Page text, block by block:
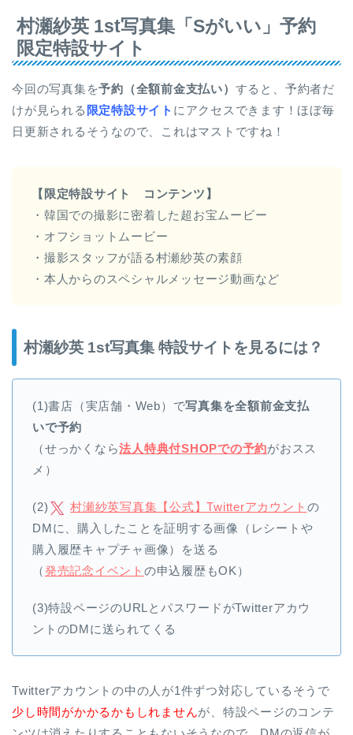
村瀬紗英 1st写真集「Sがいい」予約
限定特設サイト
今回の写真集を予約（全額前金支払い） すると、予約者だ
けが見られる 限定特設サイト にアクセスできます！ほぼ毎
日更新されるそうなので、これはマストですね！
【限定特設サイト コンテンツ】
・韓国での撮影に密着した超お宝ムービー
・オフショットムービー
・撮影スタッフが語る村瀬紗英の素顔
・本人からのスペシャルメッセージ動画など
村瀬紗英 1st写真集 特設サイトを見るには？
(1)書店（実店舗・Web）で写真集を全額前金支払
いで予約
（せっかくなら法人特典付SHOPでの予約がおスス
メ）
(2) 村瀬紗英写真集【公式】Twitterアカウント の
DMに、購入したことを証明する画像（レシートや
購入履歴キャプチャ画像）を送る
（発売記念イベント の申込履歴もOK）
(3)特設ページのURLとパスワードがTwitterアカウ
ントのDMに送られてくる
Twitterアカウントの中の人が1件ずつ対応しているそうで
少し時間がかかるかもしれませんが、特設ページのコンテ